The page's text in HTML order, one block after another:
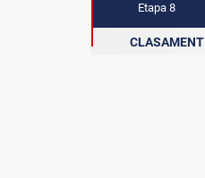
Etapa 8
CLASAMENT